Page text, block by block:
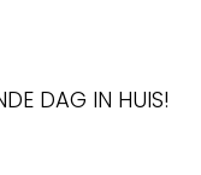
DAG IN HUIS!